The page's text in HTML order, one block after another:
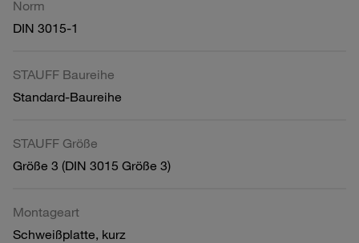
Norm
DIN 3015-1
STAUFF Baureihe
Standard-Baureihe
STAUFF Größe
Größe 3 (DIN 3015 Größe 3)
Montageart
Schweißplatte, kurz